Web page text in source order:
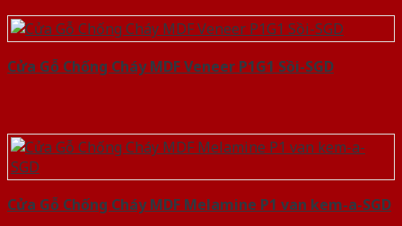
Cửa Gỗ Chống Cháy MDF Veneer P1G1 Sồi-SGD
Cửa Gỗ Chống Cháy MDF Melamine P1 van kem-a-SGD